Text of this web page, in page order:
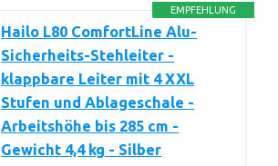
EMPFEHLUNG
Hailo L80 ComfortLine Alu-
Sicherheits-Stehleiter -
klappbare Leiter mit 4 XXL
Stufen und Ablageschale -
Arbeitshöhe bis 285 cm -
Gewicht 4,4 kg - Silber